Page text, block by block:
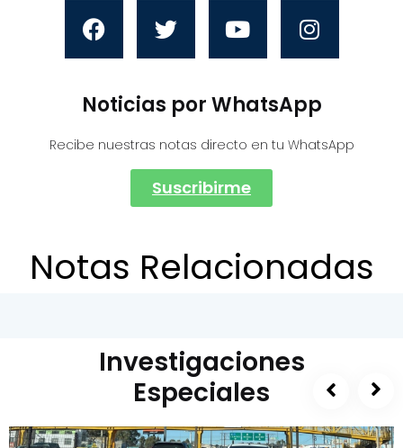
Noticias por WhatsApp
Recibe nuestras notas directo en tu WhatsApp
Suscribirme
Notas Relacionadas
Investigaciones
Especiales